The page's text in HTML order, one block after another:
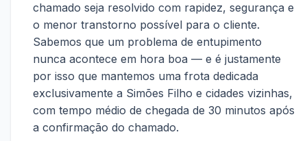
chamado seja resolvido com rapidez, segurança e
o menor transtorno possível para o cliente.
Sabemos que um problema de entupimento
nunca acontece em hora boa — e é justamente
por isso que mantemos uma frota dedicada
exclusivamente a Simões Filho e cidades vizinhas,
com tempo médio de chegada de 30 minutos após
a confirmação do chamado.